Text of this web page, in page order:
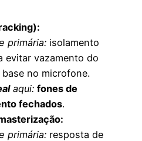
primária: isolamento
evitar vazamento do
no microfone.
aqui: fones de
fechados.
primária: resposta de